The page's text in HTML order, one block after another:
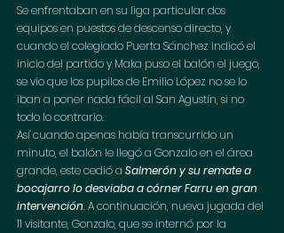
Se enfrentaban en su liga particular dos
equipos en puestos de descenso directo, y
cuando el colegiado Puerta Sánchez indicó el
inicio del partido y Maka puso el balón el juego,
se vio que los pupilos de Emilio López no se lo
iban a poner nada fácil al San Agustín, si no
todo lo contrario.
Así cuando apenas había transcurrido un
minuto, el balón le llegó a Gonzalo en el área
grande, este cedió a Salmerón y su remate a
bocajarro lo desviaba a córner Farru en gran
intervención. A continuación, nueva jugada del
11 visitante, Gonzalo, que se internó por la